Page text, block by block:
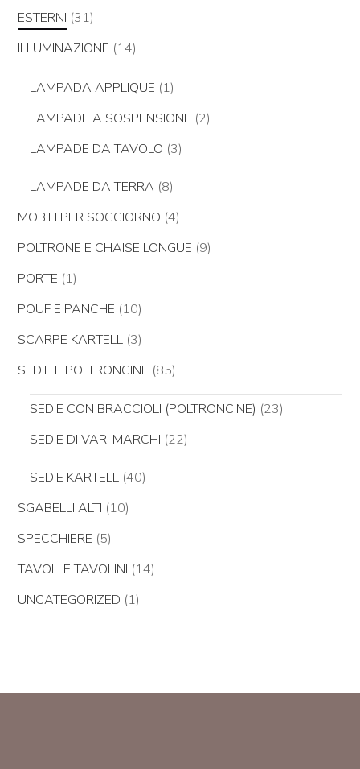
ESTERNI (31)
ILLUMINAZIONE (14)
LAMPADA APPLIQUE (1)
LAMPADE A SOSPENSIONE (2)
LAMPADE DA TAVOLO (3)
LAMPADE DA TERRA (8)
MOBILI PER SOGGIORNO (4)
POLTRONE E CHAISE LONGUE (9)
PORTE (1)
POUF E PANCHE (10)
SCARPE KARTELL (3)
SEDIE E POLTRONCINE (85)
SEDIE CON BRACCIOLI (POLTRONCINE) (23)
SEDIE DI VARI MARCHI (22)
SEDIE KARTELL (40)
SGABELLI ALTI (10)
SPECCHIERE (5)
TAVOLI E TAVOLINI (14)
UNCATEGORIZED (1)